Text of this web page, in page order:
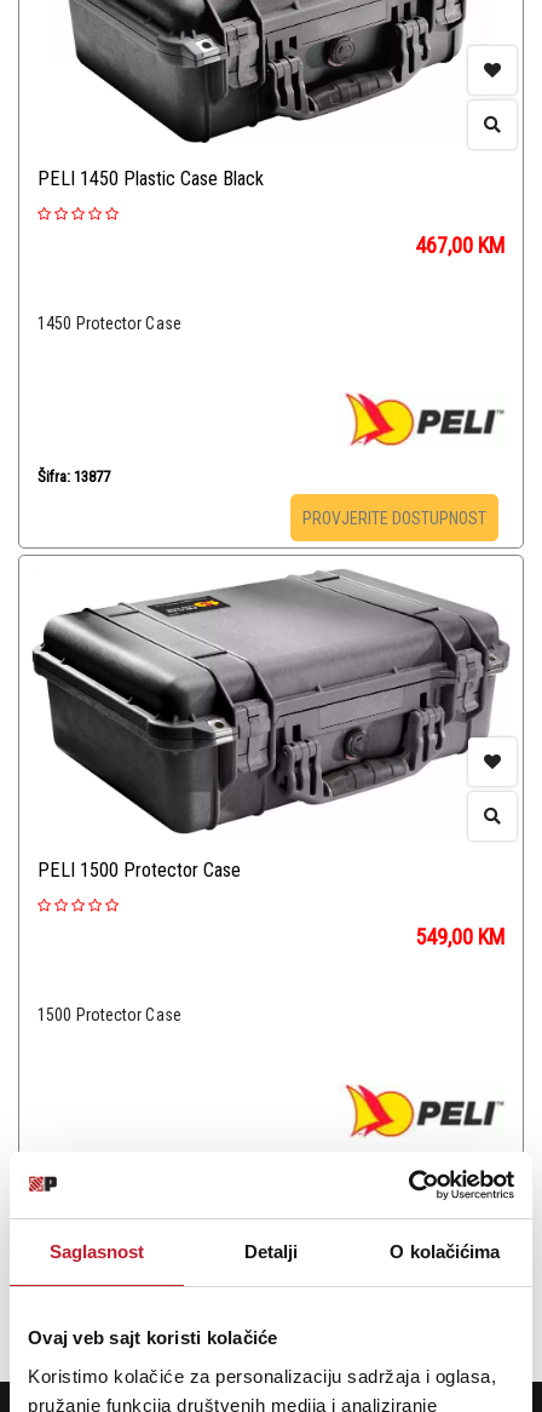
Saglasnost Detalji O kolačićima
Ovaj veb sajt koristi kolačiće
Koristimo kolačiće za personalizaciju sadržaja i oglasa,
pružanje funkcija društvenih medija i analiziranje
PELI 1450 Plastic Case Black
467,00 KM
1450 Protector Case
Šifra: 13877
PROVJERITE DOSTUPNOST
PELI 1500 Protector Case
549,00 KM
1500 Protector Case